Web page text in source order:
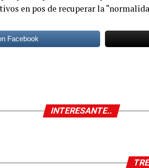
en pos de recuperar la
Facebook
INTERESANTE..